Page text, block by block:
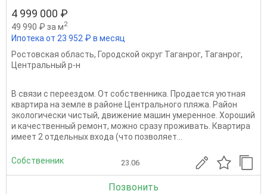
4 999 000 ₽
49 990 ₽ за м2
Ипотека от 23 952 ₽ в месяц
Ростовская область, Городской округ Таганрог, Таганрог,
Центральный р-н
В связи с переездом. От собственника. Продается уютная
квартира на земле в районе Центрального пляжа. Район
экологически чистый, движение машин умеренное. Хороший
и качественный ремонт, можно сразу проживать. Квартира
имеет 2 отдельных входа (что позволяет...
Собственник 23.06
Позвонить